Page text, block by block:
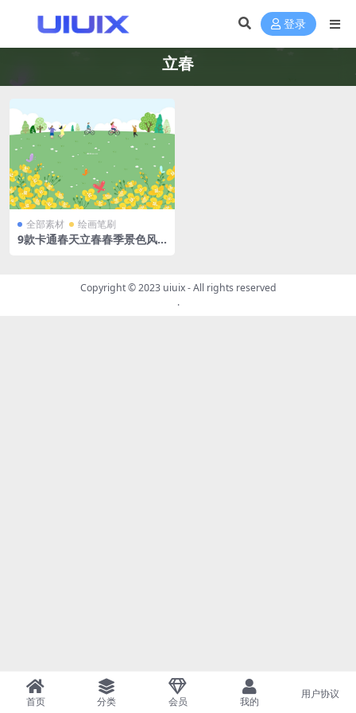
登录
立春
全部素材 绘画笔刷
9款卡通春天立春春季景色风
Copyright © 2023 uiuix- All rights reserved
.
首页 分类 会员 我的
用户协议